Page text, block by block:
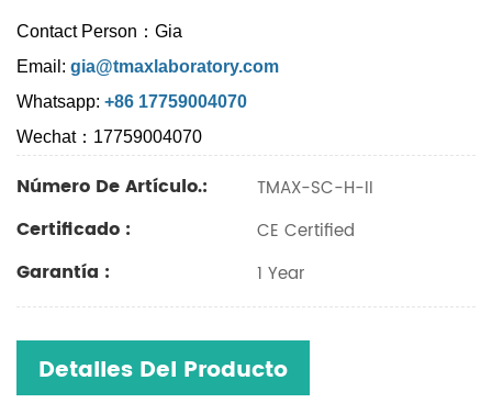
Contact Person：Gia
Email: gia@tmaxlaboratory.com
Whatsapp: +86 17759004070
Wechat：17759004070
Número De Artículo.: TMAX-SC-H-II
Certificado : CE Certified
Garantía : 1 Year
Detalles Del Producto